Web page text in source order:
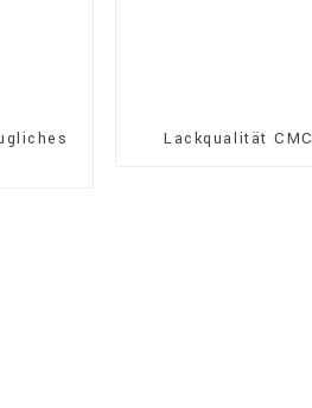
Lackqualität CMC